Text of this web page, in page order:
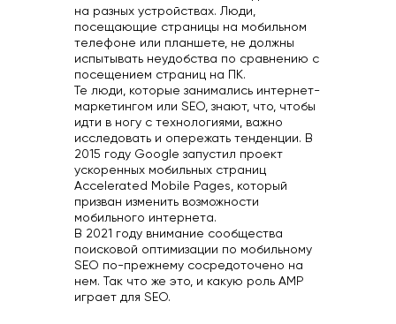
на разных устройствах. Люди,
посещающие страницы на мобильном
телефоне или планшете, не должны
испытывать неудобства по сравнению с
посещением страниц на ПК.
Те люди, которые занимались интернет-
маркетингом или SEO, знают, что, чтобы
идти в ногу с технологиями, важно
исследовать и опережать тенденции. В
2015 году Google запустил проект
ускоренных мобильных страниц
Accelerated Mobile Pages, который
призван изменить возможности
мобильного интернета.
В 2021 году внимание сообщества
поисковой оптимизации по мобильному
SEO по-прежнему сосредоточено на
нем. Так что же это, и какую роль AMP
играет для SEO.